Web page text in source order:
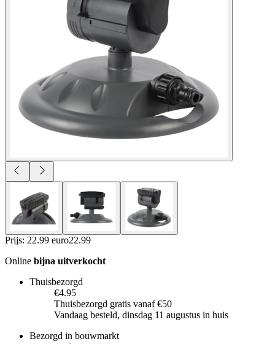
Prijs: 22.99 euro22.99
Online bijna uitverkocht
Thuisbezorgd
€4.95
Thuisbezorgd gratis vanaf €50
Vandaag besteld, dinsdag 11 augustus in huis
Bezorgd in bouwmarkt